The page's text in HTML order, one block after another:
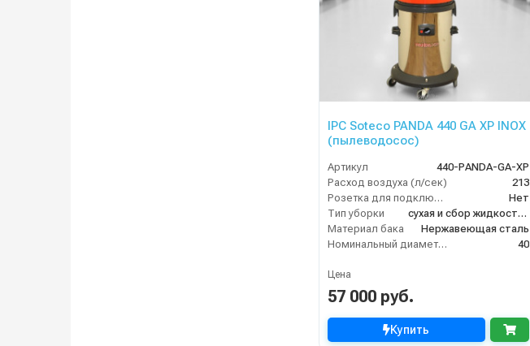
IPC Soteco PANDA 440 GA XP INOX
(пылеводосос)
Артикул
440-PANDA-GA-XP
Расход воздуха (л/сек)
213
Розетка для подключения инструмента
Нет
Тип уборки
сухая и сбор жидкостей
Материал бака
Нержавеющая сталь
Номинальный диаметр принадлежностей (мм)
40
Цена
57 000 руб.
Купить